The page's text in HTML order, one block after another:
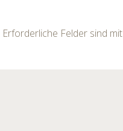
Erforderliche Felder sind mit